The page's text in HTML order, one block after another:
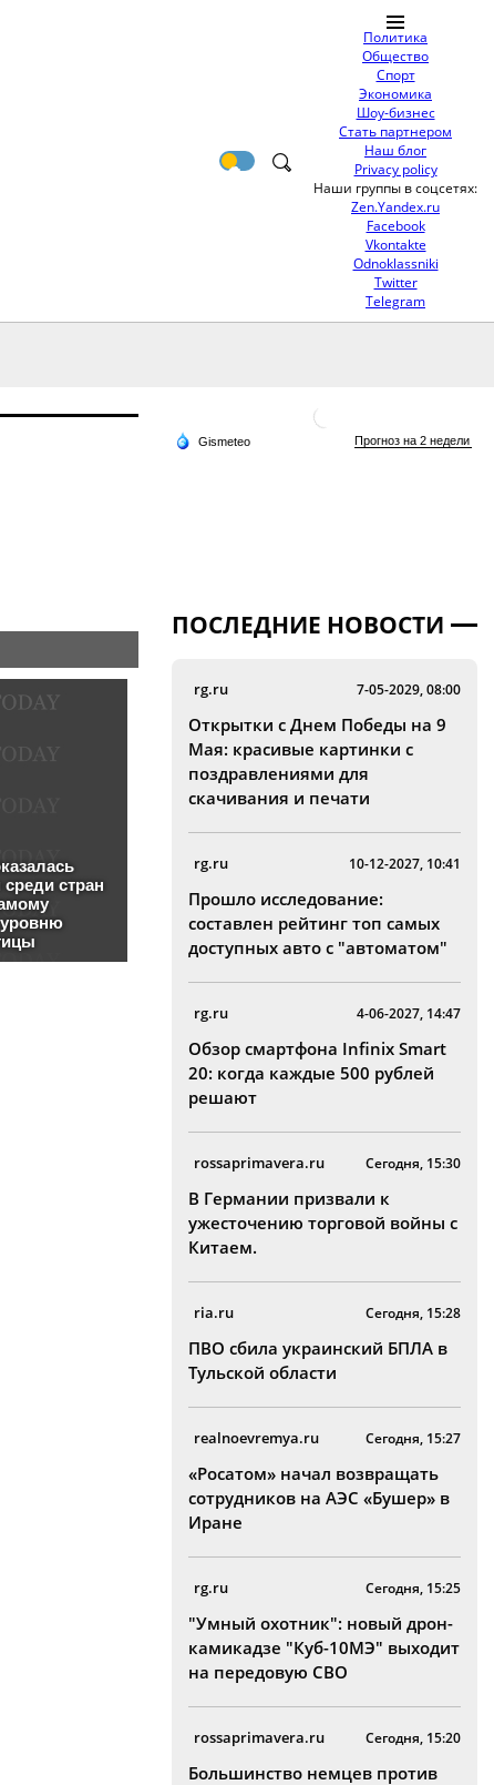
Политика
Общество
Спорт
Экономика
Шоу-бизнес
Стать партнером
Наш блог
Privacy policy
Наши группы в соцсетях:
Zen.Yandex.ru
Facebook
Vkontakte
Odnoklassniki
Twitter
Telegram
ПОСЛЕДНИЕ НОВОСТИ
rg.ru 7-05-2029, 08:00
Открытки с Днем Победы на 9
Мая: красивые картинки с
поздравлениями для
скачивания и печати
rg.ru 10-12-2027, 10:41
Прошло исследование:
составлен рейтинг топ самых
доступных авто с "автоматом"
rg.ru 4-06-2027, 14:47
Обзор смартфона Infinix Smart
20: когда каждые 500 рублей
решают
rossaprimavera.ru Сегодня, 15:30
В Германии призвали к
ужесточению торговой войны с
Китаем.
ria.ru Сегодня, 15:28
ПВО сбила украинский БПЛА в
Тульской области
realnoevremya.ru Сегодня, 15:27
«Росатом» начал возвращать
сотрудников на АЭС «Бушер» в
Иране
rg.ru Сегодня, 15:25
"Умный охотник": новый дрон-
камикадзе "Куб-10МЭ" выходит
на передовую СВО
rossaprimavera.ru Сегодня, 15:20
Большинство немцев против